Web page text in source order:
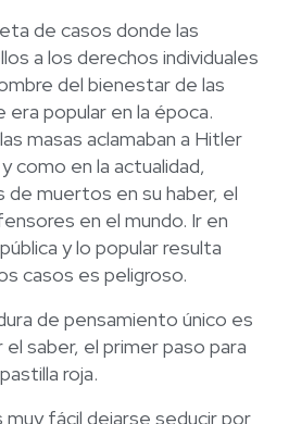
de casos donde las
a los derechos individuales
del bienestar de las
era popular en la época.
masas aclamaban a Hitler
como en la actualidad,
de muertos en su haber, el
en el mundo. Ir en
y lo popular resulta
casos es peligroso.
de pensamiento único es
saber, el primer paso para
roja.
fácil dejarse seducir por